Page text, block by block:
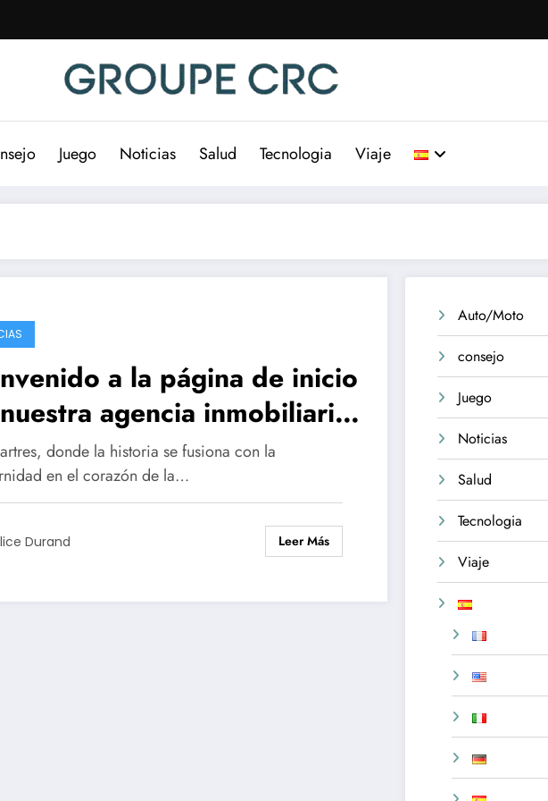
Juego Noticias Salud Tecnologia Viaje
a la página de inicio
agencia inmobiliaria
donde la historia se fusiona con la
en el corazón de la…
Durand Leer Más
Auto/Moto
consejo
Juego
Noticias
Salud
Tecnologia
Viaje